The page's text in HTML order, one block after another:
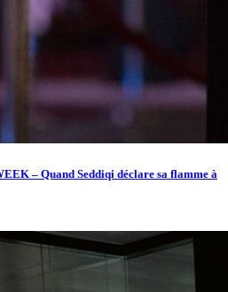
– Quand Seddiqi déclare sa flamme à